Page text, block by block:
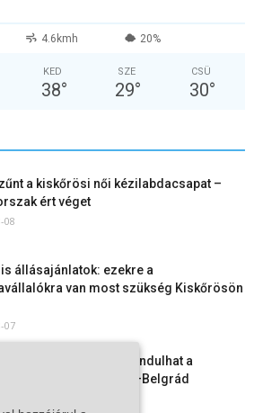
4.6kmh 20%
KED
38°
SZE
29°
CSÜ
30°
a kiskőrösi női kézilabdacsapat –
ért véget
08
állásajánlatok: ezekre a
van most szükség Kiskőrösön
07
Dávid: már ősszel újraindulhat a
a Budapest–Belgrád